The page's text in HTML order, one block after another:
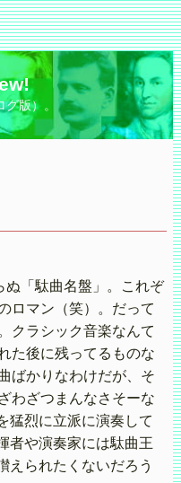
版）。
ぬ「駄曲名盤」。これぞ
ロマン（笑）。だって
クラシック音楽なんて
た後に残ってるものな
ばかりなわけだが、そ
わざつまんなさそーな
猛烈に立派に演奏して
者や演奏家には駄曲王
えられたくないだろう